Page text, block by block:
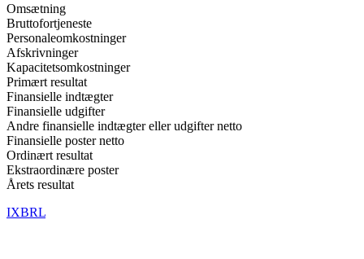
Omsætning
Bruttofortjeneste
Personaleomkostninger
Afskrivninger
Kapacitetsomkostninger
Primært resultat
Finansielle indtægter
Finansielle udgifter
Andre finansielle indtægter eller udgifter netto
Finansielle poster netto
Ordinært resultat
Ekstraordinære poster
Årets resultat
IXBRL